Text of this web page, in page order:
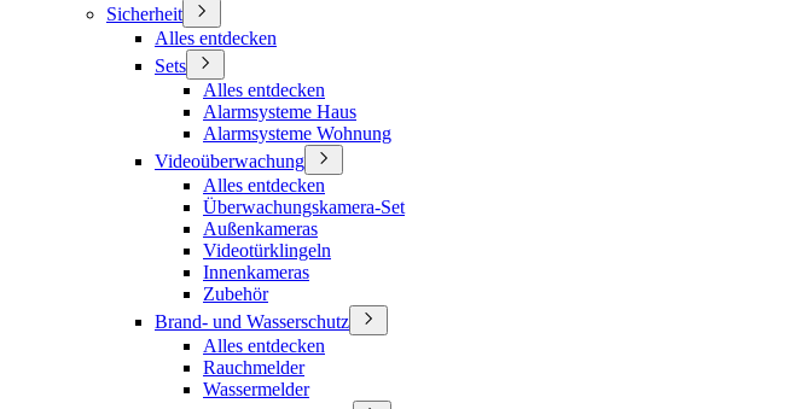
Sicherheit
Alles entdecken
Sets
Alles entdecken
Alarmsysteme Haus
Alarmsysteme Wohnung
Videoüberwachung
Alles entdecken
Überwachungskamera-Set
Außenkameras
Videotürklingeln
Innenkameras
Zubehör
Brand- und Wasserschutz
Alles entdecken
Rauchmelder
Wassermelder